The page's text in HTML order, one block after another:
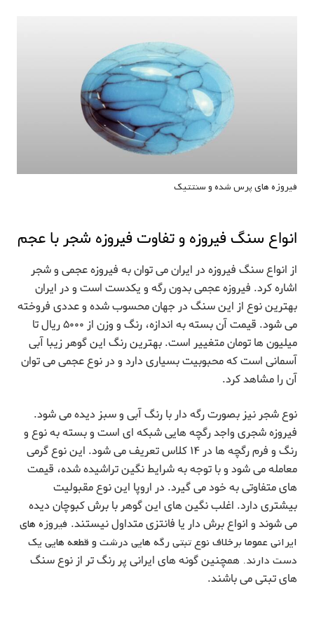
فیروزه های پرس شده و سنتتیک
انواع سنگ فیروزه و تفاوت فیروزه شجر با عجم
از انواع سنگ فیروزه در ایران می توان به فیروزه عجمی و شجر
اشاره کرد. فیروزه عجمى بدون رگه و یکدست است و در ایران
بهترین نوع از این سنگ در جهان محسوب شده و عددی فروخته
می شود. قیمت آن بسته به اندازه، رنگ و وزن از ۵۰۰۰ ریال تا
میلیون ها تومان متغییر است. بهترین رنگ این گوهر زیبا آبی
آسمانی است که محبوبیت بسیاری دارد و در نوع عجمی می توان
آن را مشاهد کرد.
نوع شجر نیز بصورت رگه دار با رنگ آبی و سبز دیده می شود.
فیروزه شجری واجد رگچه هایى شبکه ای است و بسته به نوع و
رنگ و فرم رگچه ها در ۱۴ کلاس تعریف می شود. این نوع گرمی
معامله می شود و با توجه به شرایط نگین تراشیده شده، قیمت
های متفاوتی به خود می گیرد. در اروپا این نوع مقبولیت
بیشتری دارد. اغلب نگین های این گوهر با برش کبوچان دیده
می شوند و انواع برش دار یا فانتزی متداول نیستند. فیروزه های
ایرانی عموما برخلاف نوع تبتی رگه هایی درشت و قطعه هایی یک
دست دارند. همچنین گونه های ایرانی پر رنگ تر از نوع سنگ
های تبتی می باشند.